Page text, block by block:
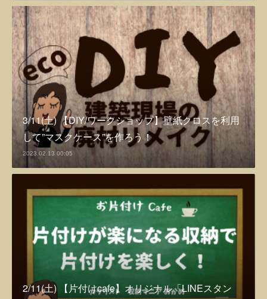
3/11(土) 【DIY/ワークショップ】壁紙クロスを利用
して”マスクケース”を作ろう！
2023.02.13 00:05
2/11(土) 【片付けcafe】オリジナル「LINEスタン